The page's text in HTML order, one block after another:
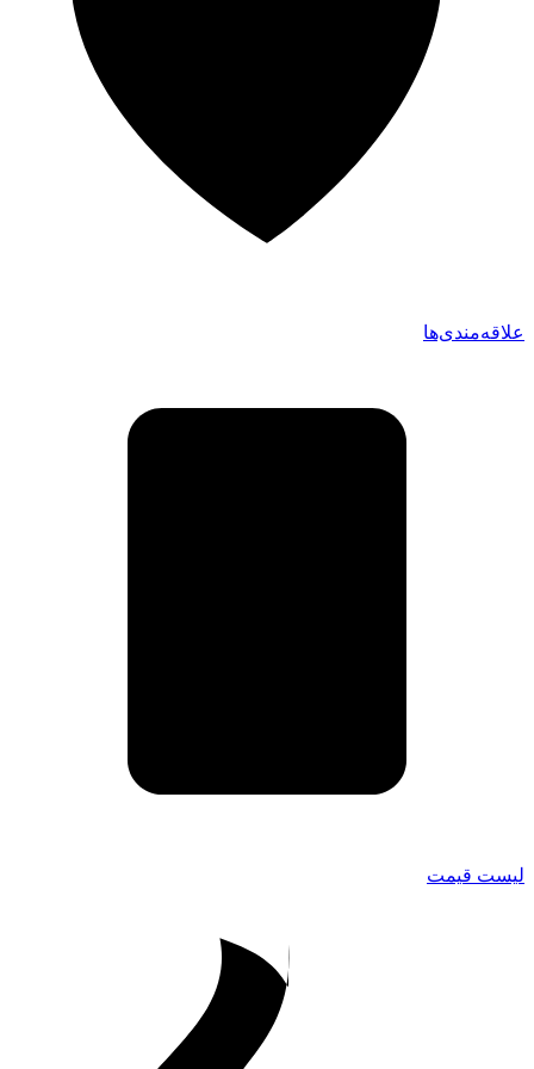
علاقه‌مندی‌ها
لیست قیمت